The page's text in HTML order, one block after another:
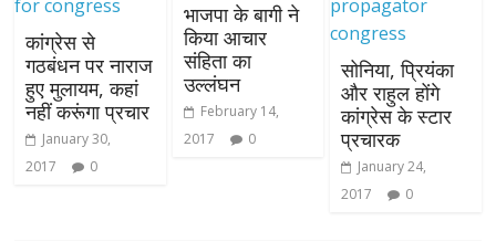
कांग्रेस से
गठबंधन पर नाराज
हुए मुलायम, कहां
नहीं करूंगा प्रचार
January 30,
2017
0
भाजपा के बागी ने
किया आचार
संहिता का
उल्लंघन
February 14,
2017
0
सोनिया, प्रियंका
और राहुल होंगे
कांग्रेस के स्टार
प्रचारक
January 24,
2017
0